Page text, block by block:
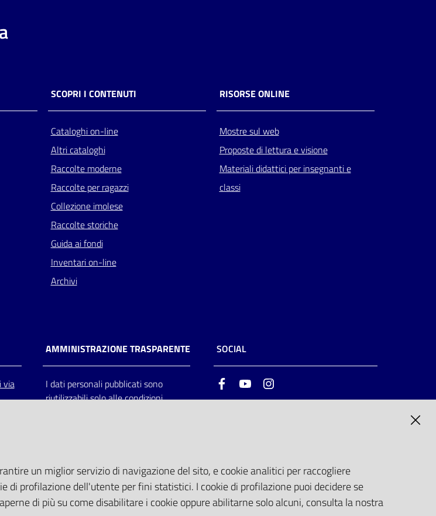
SCOPRI I CONTENUTI
Cataloghi on-line
Altri cataloghi
Raccolte moderne
Raccolte per ragazzi
Collezione imolese
Raccolte storiche
Guida ai fondi
Inventari on-line
Archivi
RISORSE ONLINE
Mostre sul web
Proposte di lettura e visione
Materiali didattici per insegnanti e
classi
via
AMMINISTRAZIONE TRASPARENTE
I dati personali pubblicati sono
riutilizzabili solo alle condizioni
SOCIAL
FacebookYoutube
un miglior servizio di navigazione del sito, e cookie analitici per raccogliere
profilazione dell'utente per fini statistici. I cookie di profilazione puoi decidere se
di più su come disabilitare i cookie oppure abilitarne solo alcuni, consulta la nostra